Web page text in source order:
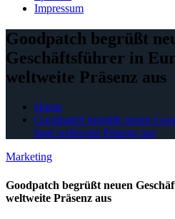
Impressum
Goodpatch begrüßt
Geschäftsführer in
weltweite Präsenz aus
Home
Goodpatch begrüßt neuen
baut weltweite Präsenz aus
Marketing
Goodpatch begrüßt neuen
weltweite Präsenz aus